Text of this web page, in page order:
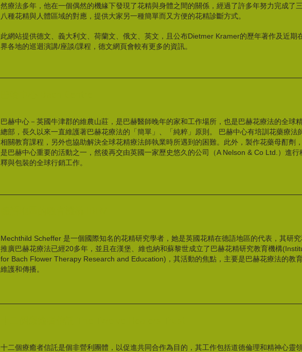
然療法多年，他在一個偶然的機緣下發現了花精與身體之間的關係，經過了許多年努力完成了
八種花精與人體區域的對應，提供大家另一種簡單而又方便的花精診斷方式。
此網站提供德文、義大利文、荷蘭文、俄文、英文，且公布Dietmer Kramer的歷年著作及近期
界各地的巡迴演講/座談/課程，德文網頁會較有更多的資訊。
巴赫中心－英國牛津郡的維農山莊，是巴赫醫師晚年的家和工作場所，也是巴赫花療法的全球
總部，長久以來一直維護著巴赫花療法的「簡單」、「純粹」原則。 巴赫中心有培訓花藥療法
相關教育課程，另外也協助解決全球花精療法師執業時所遇到的困難。此外，製作花藥母酊劑
是巴赫中心重要的活動之一，然後再交由英國一家歷史悠久的公司（A Nelson & Co Ltd.）進行
釋與包裝的全球行銷工作。
Mechthild Scheffer 是一個國際知名的花精研究學者，她是英國花精在德語地區的代表，其研究
推廣巴赫花療法已經20多年，並且在漢堡、維也納和蘇黎世成立了巴赫花精研究教育機構
for Bach Flower Therapy Research and Education)，其活動的焦點，主要是巴赫花療法的教育
維護和傳播。
十二個療癒者信託是個非營利團體，以促進共同合作為目的，其工作包括道德倫理和精神心靈